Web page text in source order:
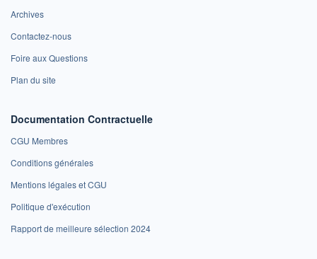
Archives
Contactez-nous
Foire aux Questions
Plan du site
Documentation Contractuelle
CGU Membres
Conditions générales
Mentions légales et CGU
Politique d'exécution
Rapport de meilleure sélection 2024